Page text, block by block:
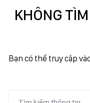
KHÔNG
Bạn có thể truy cập